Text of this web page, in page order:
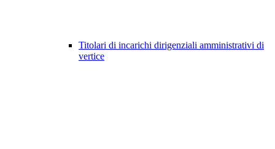
Titolari di incarichi dirigenziali amministrativi di
vertice